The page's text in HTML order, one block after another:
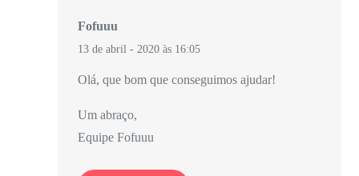
Fofuuu
13 de abril - 2020 às 16:05
Olá, que bom que conseguimos ajudar!
Um abraço,
Equipe Fofuuu